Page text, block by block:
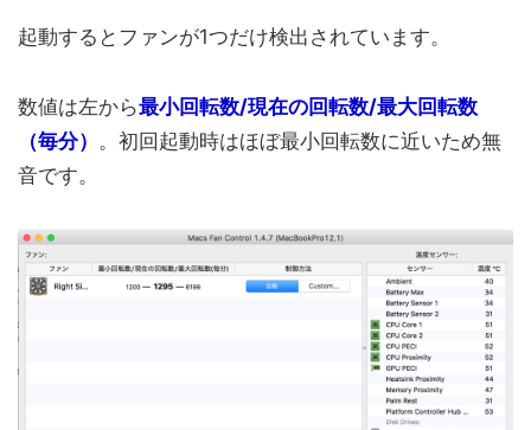
起動するとファンが1つだけ検出されています。
数値は左から最小回転数/現在の回転数/最大回転数
（毎分） 。初回起動時はほぼ最小回転数に近いため無
音です。